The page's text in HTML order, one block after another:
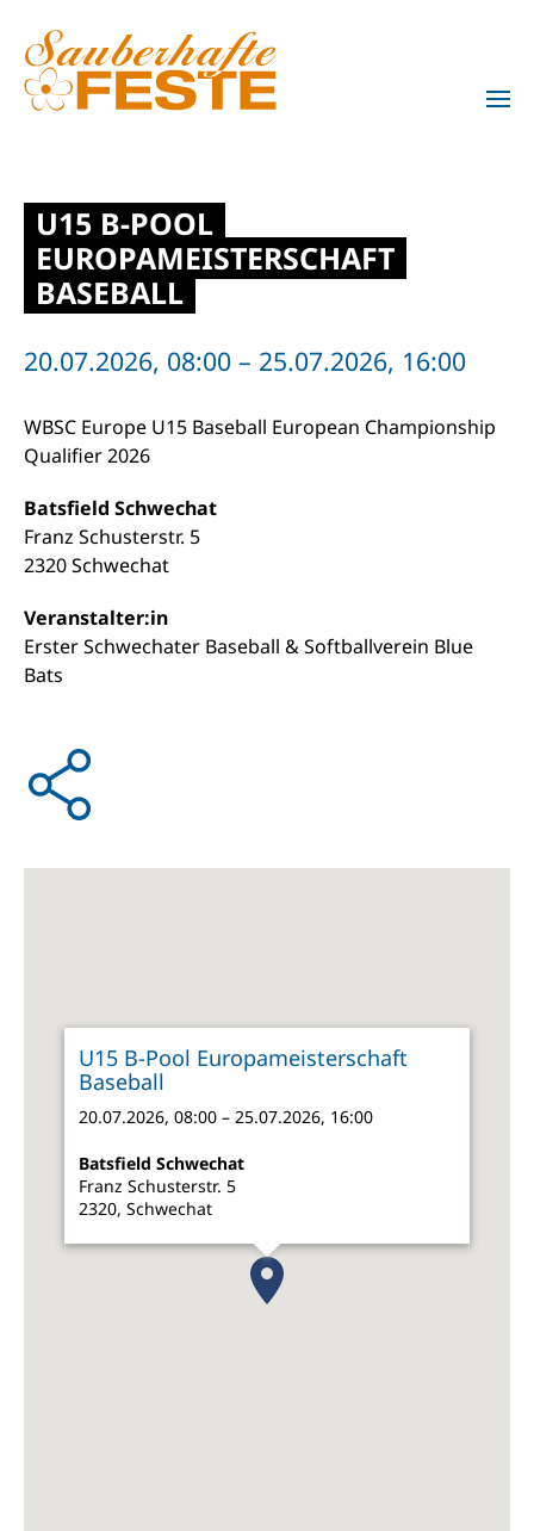
Zum Hauptinhalt springen
U15 B-POOL
EUROPAMEISTERSCHAFT
BASEBALL
20.07.2026, 08:00 – 25.07.2026, 16:00
WBSC Europe U15 Baseball European Championship
Qualifier 2026
Batsfield Schwechat
Franz Schusterstr. 5
2320 Schwechat
Veranstalter:in
Erster Schwechater Baseball & Softballverein Blue
Bats
U15 B-Pool Europameisterschaft
Baseball
20.07.2026, 08:00 – 25.07.2026, 16:00
Batsfield Schwechat
Franz Schusterstr. 5
2320, Schwechat